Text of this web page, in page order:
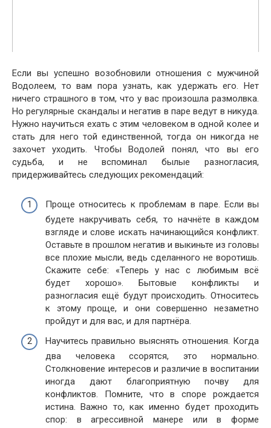
Если вы успешно возобновили отношения с мужчиной
Водолеем, то вам пора узнать, как удержать его. Нет
ничего страшного в том, что у вас произошла размолвка.
Но регулярные скандалы и негатив в паре ведут в никуда.
Нужно научиться ехать с этим человеком в одной колее и
стать для него той единственной, тогда он никогда не
захочет уходить. Чтобы Водолей понял, что вы его
судьба, и не вспоминал былые разногласия,
придерживайтесь следующих рекомендаций:
Проще относитесь к проблемам в паре. Если вы
будете накручивать себя, то начнёте в каждом
взгляде и слове искать начинающийся конфликт.
Оставьте в прошлом негатив и выкиньте из головы
все плохие мысли, ведь сделанного не воротишь.
Скажите себе: «Теперь у нас с любимым всё
будет хорошо». Бытовые конфликты и
разногласия ещё будут происходить. Относитесь
к этому проще, и они совершенно незаметно
пройдут и для вас, и для партнёра.
Научитесь правильно выяснять отношения. Когда
два человека ссорятся, это нормально.
Столкновение интересов и различие в воспитании
иногда дают благоприятную почву для
конфликтов. Помните, что в споре рождается
истина. Важно то, как именно будет проходить
спор: в агрессивной манере или в форме